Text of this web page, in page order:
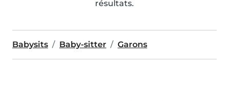
résultats.
Babysits Baby-sitter Garons